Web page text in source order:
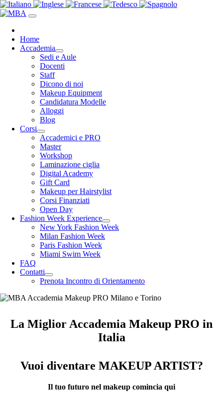
Home
Accademia
Sedi e Aule
Docenti
Staff
Dicono di noi
Makeup Equipment
Candidatura Modelle
Alloggi
Blog
Corsi
Accademici e PRO
Master
Workshop
Laminazione ciglia
Digital Academy
Gift Card
Makeup per Hairstylist
Corsi Finanziati
Open Day
Fashion Week Experience
New York Fashion Week
Milan Fashion Week
Paris Fashion Week
Miami Swim Week
FAQ
Contatti
Prenota Incontro di Orientamento
La Miglior Accademia Makeup PRO in
Italia
Vuoi diventare MAKEUP ARTIST?
Il tuo futuro nel makeup comincia qui